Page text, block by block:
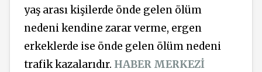
yaş arası kişilerde önde gelen ölüm
nedeni kendine zarar verme, ergen
erkeklerde ise önde gelen ölüm nedeni
trafik kazalarıdır. HABER MERKEZİ